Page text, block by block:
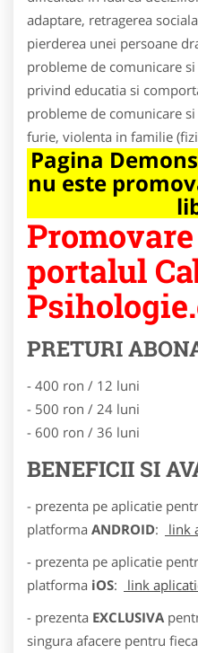
adaptare, retragerea
pierderea unei persoane
probleme de comunicare
privind educatia si
probleme de comunicare
furie, violenta in familie
Pagina
nu este
portalul
PRETURI
- 400 ron / 12 luni
- 500 ron / 24 luni
- 600 ron / 36 luni
BENEFICII SI
- prezenta pe aplicatie
platforma ANDROID:
link
- prezenta pe aplicatie
platforma iOS:
link
- prezenta EXCLUSIVA
singura afacere pentru